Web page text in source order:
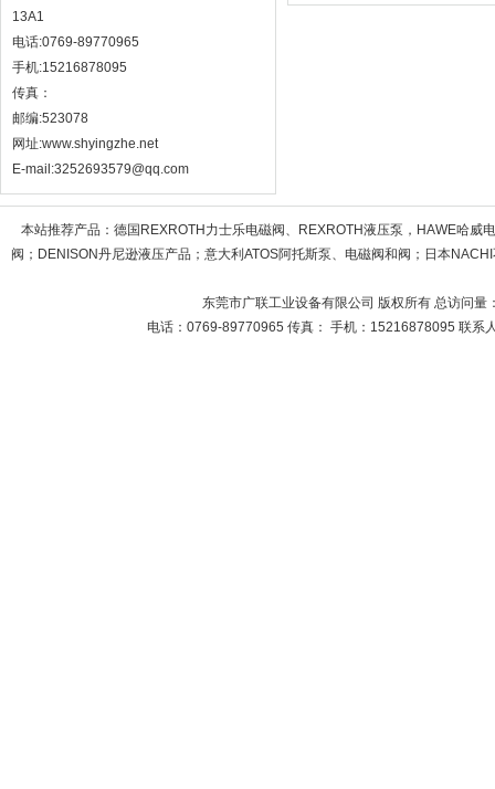
13A1
电话:0769-89770965
手机:15216878095
传真：
邮编:523078
网址:www.shyingzhe.net
E-mail:3252693579@qq.com
本站推荐产品： 德国REXROTH力士乐电磁阀、REXROTH液压泵，HAWE哈威
阀；DENISON丹尼逊液压产品；意大利ATOS阿托斯泵、电磁阀和阀；日本
东莞市广联工业设备有限公司 版权所有 总访问量
电话：0769-89770965 传真： 手机：15216878095 联系